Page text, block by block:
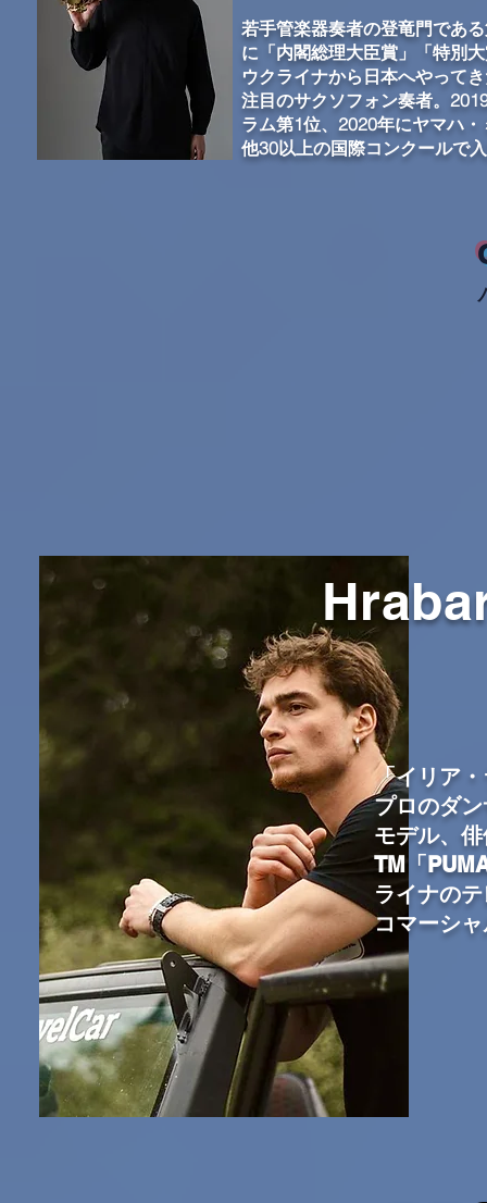
若手管楽器奏者の登竜門であ
に「内閣総理大臣賞」「特別
ウクライナから日本へやって
注目のサクソフォン奏者。
ラム第1位、2020年にヤマハ
他30以上の国際コンクールで
「イリア
プロのダ
モデル、
TM「
ライナの
コマーシ